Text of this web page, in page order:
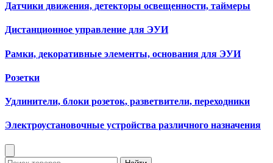
Датчики движения, детекторы освещенности, таймеры
Дистанционное управление для ЭУИ
Рамки, декоративные элементы, основания для ЭУИ
Розетки
Удлинители, блоки розеток, разветвители, переходники
Электроустановочные устройства различного назначения